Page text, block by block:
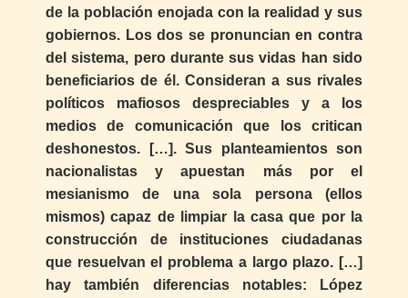
de la población enojada con la realidad y sus
gobiernos. Los dos se pronuncian en contra
del sistema, pero durante sus vidas han sido
beneficiarios de él. Consideran a sus rivales
políticos mafiosos despreciables y a los
medios de comunicación que los critican
deshonestos. […]. Sus planteamientos son
nacionalistas y apuestan más por el
mesianismo de una sola persona (ellos
mismos) capaz de limpiar la casa que por la
construcción de instituciones ciudadanas
que resuelvan el problema a largo plazo. […]
hay también diferencias notables: López